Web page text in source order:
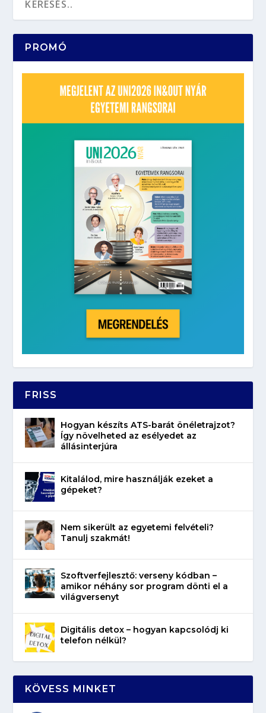
PROMÓ
FRISS
Hogyan készíts ATS-barát önéletrajzot?
Így növelheted az esélyedet az
állásinterjúra
Kitalálod, mire használják ezeket a
gépeket?
Nem sikerült az egyetemi felvételi?
Tanulj szakmát!
Szoftverfejlesztő: verseny kódban –
amikor néhány sor program dönti el a
világversenyt
Digitális detox – hogyan kapcsolódj ki
telefon nélkül?
KÖVESS MINKET